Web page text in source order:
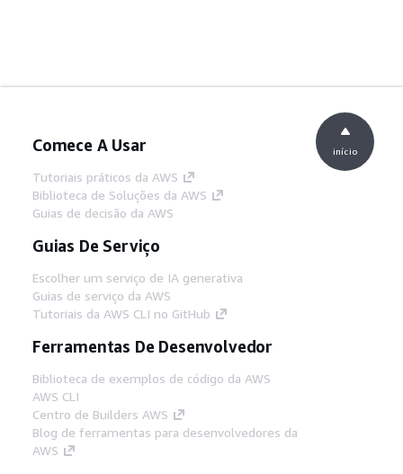
Comece A Usar
Tutoriais práticos da AWS
Biblioteca de Soluções da AWS
Guias de decisão da AWS
Guias De Serviço
Escolher um serviço de IA generativa
Guias de serviço da AWS
Tutoriais da AWS CLI no GitHub
Ferramentas De Desenvolvedor
Biblioteca de exemplos de código da AWS
AWS CLI
Centro de Builders AWS
Blog de ferramentas para desenvolvedores da
AWS
início